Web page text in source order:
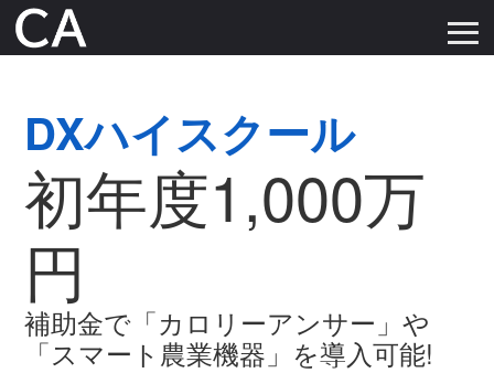
≡
DXハイスクール
初年度1,000万
円
補助金で「カロリーアンサー」や
「スマート農業機器」を導入可能!